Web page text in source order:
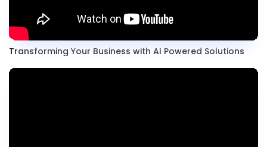
Transforming Your Business with AI Powered Solutions